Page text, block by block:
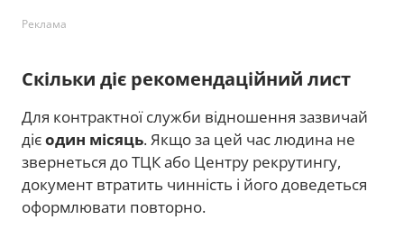
Реклама
Скільки діє рекомендаційний лист
Для контрактної служби відношення зазвичай
дієодин місяць. Якщо за цей час людина не
звернеться до ТЦК або Центру рекрутингу,
документ втратить чинність і його доведеться
оформлювати повторно.